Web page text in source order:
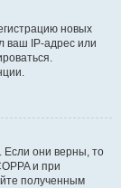
новых
ваш IP-адрес или
Если они верны, то
и при
полученным